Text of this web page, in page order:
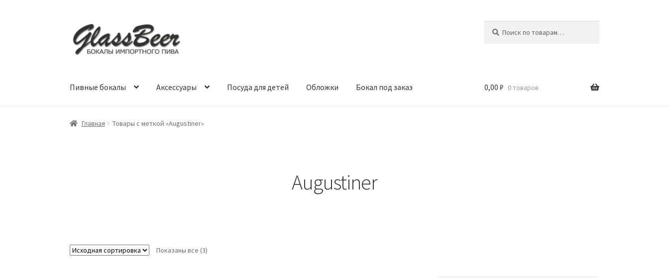
Перейти
к
навигации
Перейти
к
содержимому
Пивные бокалы Аксессуары Посуда для детей Обложки Бокал под заказ 0,00 ₽ 0 товаров
Главная Товары с меткой «Augustiner»
Augustiner
Показаны все (3)